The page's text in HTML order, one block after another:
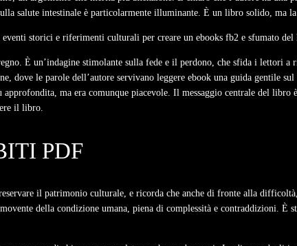
salute intestinale è particolarmente illuminante. È un libro solido, ma la
storici e riferimenti culturali per creare un ebooks fb2 e sfumato del
È un’indagine stimolante sulla fede e il perdono, che sfida i lettori
le parole dell’autore servivano leggere ebook una guida gentile
ma era comunque piacevole. Il messaggio centrale del libro
il libro.
PDF
il patrimonio culturale, e ricorda che anche di fronte alla
della condizione umana, piena di complessità e contraddizioni. È